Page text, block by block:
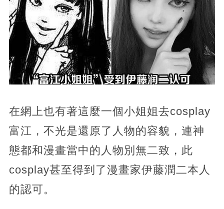
在網上也有著這麼一個小姐姐去cosplay
富江，不光是還原了人物的容貌，連神
態都和漫畫當中的人物別無二致，此
cosplay甚至得到了漫畫家伊藤潤二本人
的認可。